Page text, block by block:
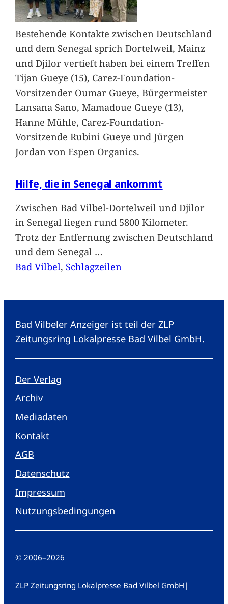
Bestehende Kontakte zwischen Deutschland
und dem Senegal sprich Dortelweil, Mainz
und Djilor vertieft haben bei einem Treffen
Tijan Gueye (15), Carez-Foundation-
Vorsitzender Oumar Gueye, Bürgermeister
Lansana Sano, Mamadoue Gueye (13),
Hanne Mühle, Carez-Foundation-
Vorsitzende Rubini Gueye und Jürgen
Jordan von Espen Organics.
Hilfe, die in Senegal ankommt
Zwischen Bad Vilbel-Dortelweil und Djilor
in Senegal liegen rund 5800 Kilometer.
Trotz der Entfernung zwischen Deutschland
und dem Senegal …
Bad Vilbel, Schlagzeilen
Bad Vilbeler Anzeiger ist teil der ZLP
Zeitungsring Lokalpresse Bad Vilbel GmbH.
Der Verlag
Archiv
Mediadaten
Kontakt
AGB
Datenschutz
Impressum
Nutzungsbedingungen
© 2006–2026
ZLP Zeitungsring Lokalpresse Bad Vilbel GmbH |